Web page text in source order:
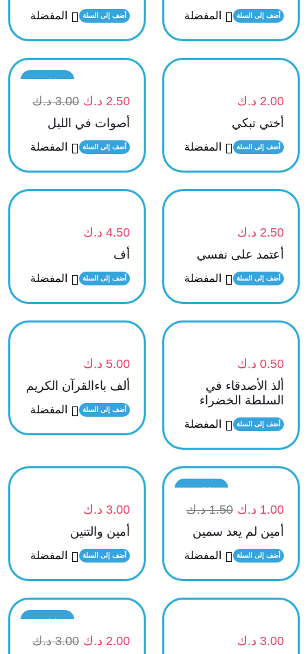
أضف إلى السلة المفضلة أضف إلى السلة المفضلة
2.00 د.ك
أختي تبكي
أضف إلى السلة المفضلة
تخفيض
2.50 د.ك 3.00 د.ك
أصوات في الليل
أضف إلى السلة المفضلة
2.50 د.ك
أعتمد على نفسي
أضف إلى السلة المفضلة
4.50 د.ك
أف
أضف إلى السلة المفضلة
0.50 د.ك
ألذ الأصدقاء في
السلطة الخضراء
أضف إلى السلة المفضلة
5.00 د.ك
ألف باءالقرآن الكريم
أضف إلى السلة المفضلة
تخفيض
1.00 د.ك 1.50 د.ك
أمين لم يعد سمين
أضف إلى السلة المفضلة
3.00 د.ك
أمين والتنين
أضف إلى السلة المفضلة
3.00 د.ك
تخفيض
2.00 د.ك 3.00 د.ك